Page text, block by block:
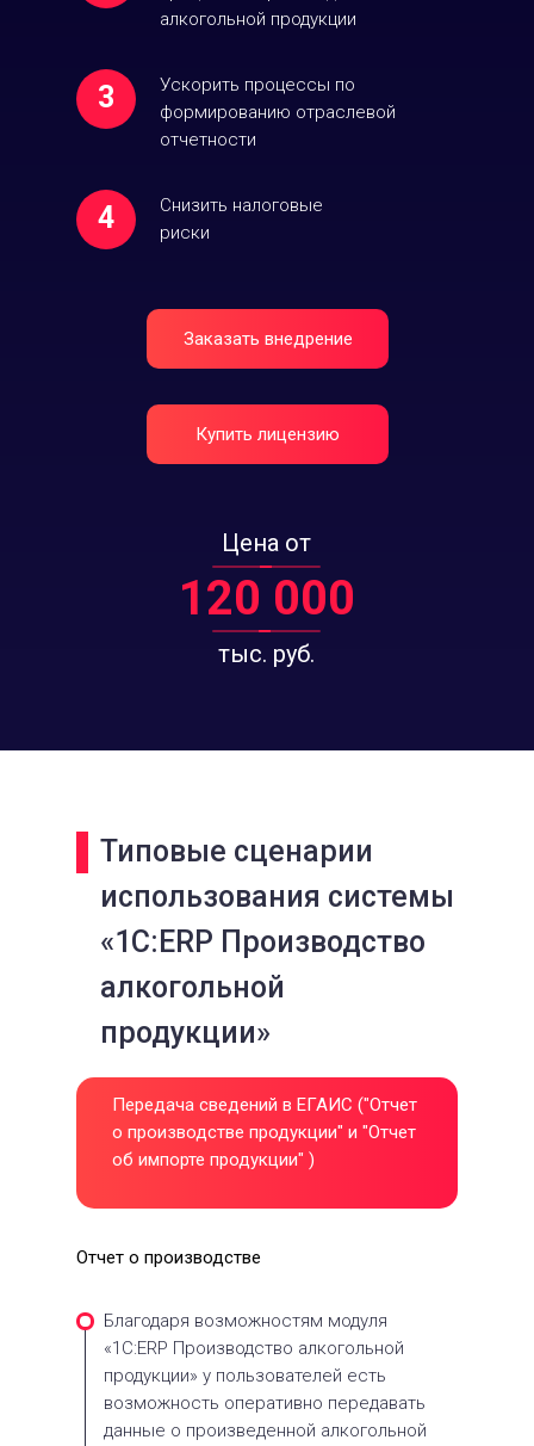
Заказать внедрение
Купить лицензию
Цена от
120 000
тыс. руб.
алкогольной продукции
Cнизить налоговые
риски
4
Ускорить процессы по
формированию отраслевой
отчетности
3
Типовые сценарии
использования системы
«1С:ERP Производство
алкогольной
продукции»
Передача сведений в ЕГАИС ("Отчет
о производстве продукции" и "Отчет
об импорте продукции" )
Благодаря возможностям модуля
«1С:ERP Производство алкогольной
продукции» у пользователей есть
возможность оперативно передавать
данные о произведенной алкогольной
Отчет о производстве